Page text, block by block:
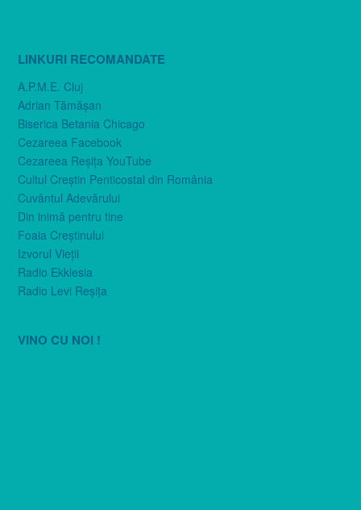
LINKURI RECOMANDATE
A.P.M.E. Cluj
Adrian Tămăşan
Biserica Betania Chicago
Cezareea Facebook
Cezareea Reşiţa YouTube
Cultul Creştin Penticostal din România
Cuvântul Adevărului
Din inimă pentru tine
Foaia Creştinului
Izvorul Vieţii
Radio Ekklesia
Radio Levi Reşiţa
VINO CU NOI !